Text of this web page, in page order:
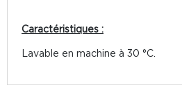
Caractéristiques :
Lavable en machine à 30 °C.